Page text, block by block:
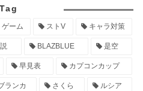
Tag
ゲーム ストV キャラ対策
BLAZBLUE 是空
早見表 カプコンカップ
ランカ さくら ルシア